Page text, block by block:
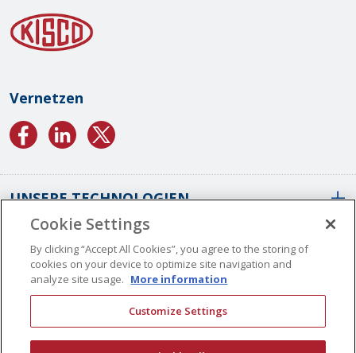
Vernetzen
UNSERE TECHNOLOGIEN
Konforme Beschichtungen Von SCS
Konforme Parylene-Beschichtungen
Konforme Flüssigbeschichtungen
ÜBER UNS
Weltweite Standorte
STELLENANGEBOTE
Cookie Settings
By clicking “Accept All Cookies”, you agree to the storing of
cookies on your device to optimize site navigation and
analyze site usage. More information
Customize Settings